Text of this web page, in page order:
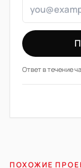
Ответ в течение
ПОХОЖИЕ